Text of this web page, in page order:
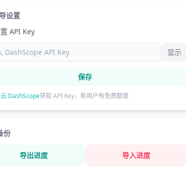
设置
API Key
显示
保存
DashScope获取 API Key，新用户有免费额度
份
导出进度 导入进度